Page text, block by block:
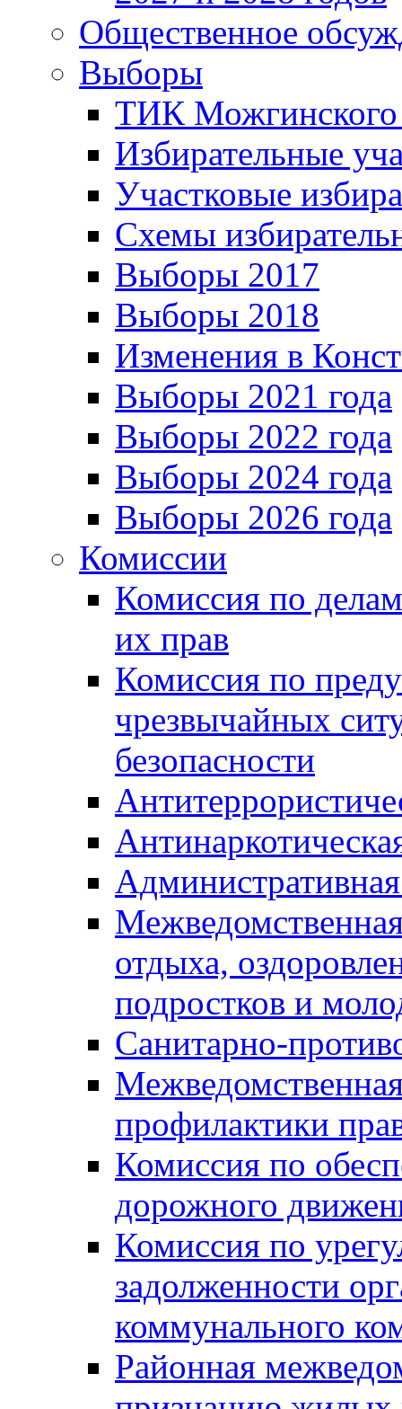
Общественное
Выборы
ТИК Можгинского
Избирательные
Участковые
Схемы
Выборы 2017
Выборы 2018
Изменения в
Выборы 2021 года
Выборы 2022 года
Выборы 2024 года
Выборы 2026 года
Комиссии
Комиссия по
их прав
Комиссия по
чрезвычайных
безопасности
отдыха,
подростков и
Санитарно-
профилактики
Комиссия по
дорожного
Комиссия по
задолженности
коммунального
Районная